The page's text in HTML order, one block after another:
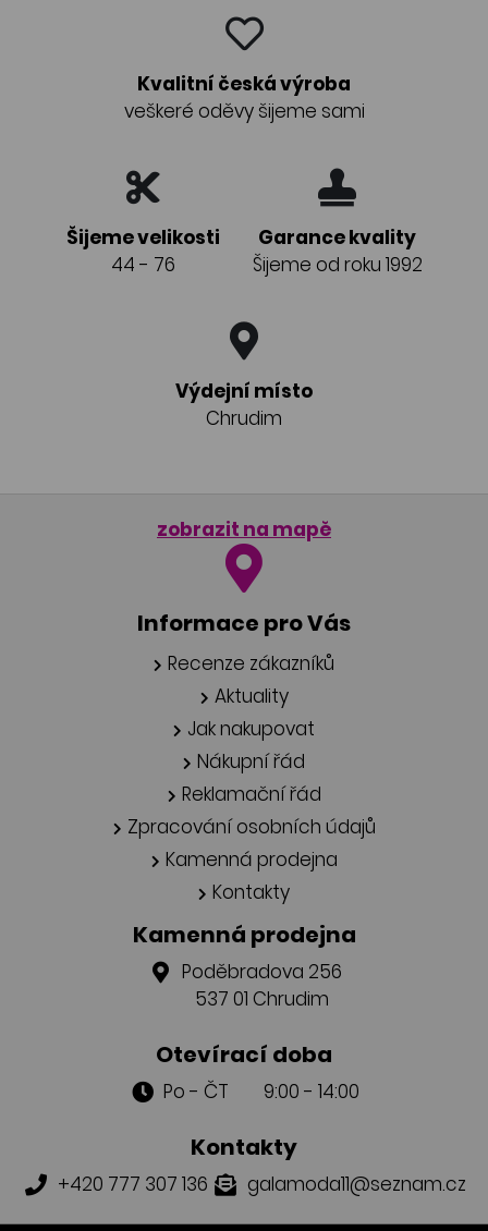
Kvalitní česká výroba
veškeré oděvy šijeme sami
Šijeme velikosti
44 - 76
Garance kvality
Šijeme od roku 1992
Výdejní místo
Chrudim
zobrazit na mapě
Informace pro Vás
Recenze zákazníků
Aktuality
Jak nakupovat
Nákupní řád
Reklamační řád
Zpracování osobních údajů
Kamenná prodejna
Kontakty
Kamenná prodejna
Poděbradova 256
537 01 Chrudim
Otevírací doba
Po - ČT 9:00 - 14:00
Kontakty
+420 777 307 136 galamoda11@seznam.cz